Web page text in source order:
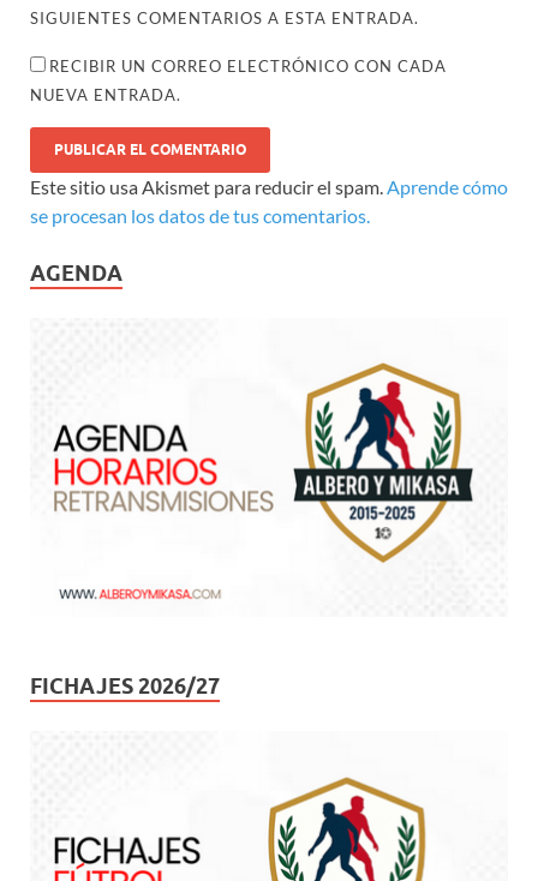
SIGUIENTES COMENTARIOS A ESTA ENTRADA.
RECIBIR UN CORREO ELECTRÓNICO CON CADA
NUEVA ENTRADA.
Este sitio usa Akismet para reducir el spam.Aprende cómo
se procesan los datos de tus comentarios.
AGENDA
FICHAJES 2026/27